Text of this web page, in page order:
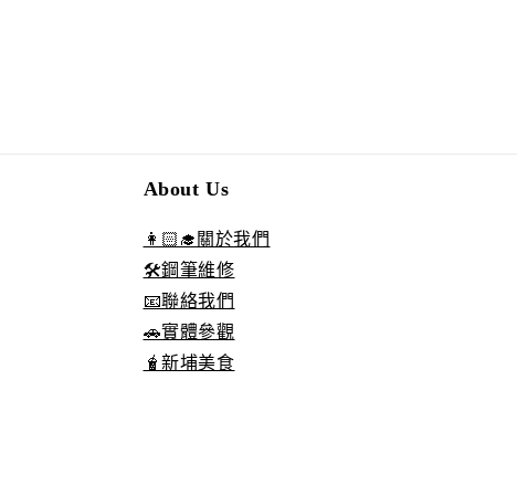
About Us
👩🏻‍🎓關於我們
🛠️鋼筆維修
📧聯絡我們
🚗實體參觀
🧋新埔美食